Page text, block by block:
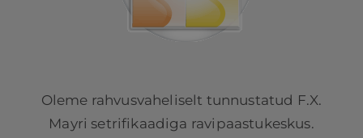
Oleme rahvusvaheliselt tunnustatud F.X.
Mayri setrifikaadiga ravipaastukeskus.